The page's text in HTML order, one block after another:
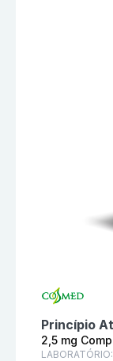
Princípio
2,5 mg
LABORATÓRIO: